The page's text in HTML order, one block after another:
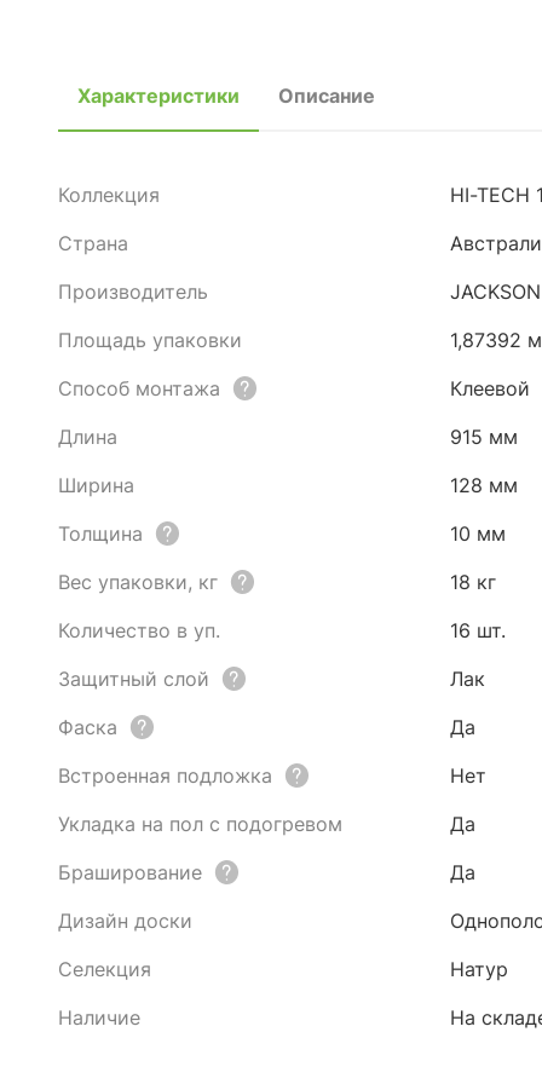
Характеристики Описание
Коллекция
HI-TECH
Страна
Производитель
Площадь упаковки
1,87392
Способ монтажа
Клеевой
Длина
915 мм
Ширина
128 мм
Толщина
10 мм
Вес упаковки, кг
18 кг
Количество в уп.
16 шт.
Защитный слой
Лак
Фаска
Да
Встроенная подложка
Нет
Укладка на пол с подогревом
Да
Браширование
Да
Дизайн доски
Селекция
Натур
Наличие
На